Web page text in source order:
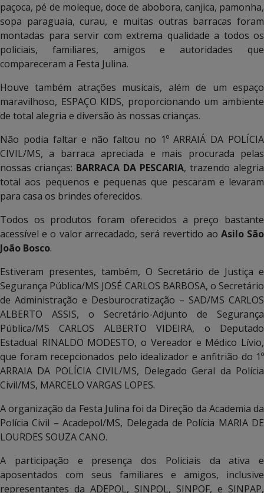
paçoca, pé de moleque, doce de abobora, canjica, pamonha,
sopa paraguaia, curau, e muitas outras barracas foram
montadas para servir com extrema qualidade a todos os
policiais, familiares, amigos e autoridades que
compareceram a Festa Julina.
Houve também atrações musicais, além de um espaço
maravilhoso, ESPAÇO KIDS, proporcionando um ambiente
de total alegria e diversão às nossas crianças.
Não podia faltar e não faltou no 1º ARRAIÁ DA POLÍCIA
CIVIL/MS, a barraca apreciada e mais procurada pelas
nossas crianças: BARRACA DA PESCARIA, trazendo alegria
total aos pequenos e pequenas que pescaram e levaram
para casa os brindes oferecidos.
Todos os produtos foram oferecidos a preço bastante
acessível e o valor arrecadado, será revertido ao Asilo São
João Bosco.
Estiveram presentes, também, O Secretário de Justiça e
Segurança Pública/MS JOSÉ CARLOS BARBOSA, o Secretário
de Administração e Desburocratização – SAD/MS CARLOS
ALBERTO ASSIS, o Secretário-Adjunto de Segurança
Pública/MS CARLOS ALBERTO VIDEIRA, o Deputado
Estadual RINALDO MODESTO, o Vereador e Médico Lívio,
que foram recepcionados pelo idealizador e anfitrião do 1º
ARRAIA DA POLÍCIA CIVIL/MS, Delegado Geral da Polícia
Civil/MS, MARCELO VARGAS LOPES.
A organização da Festa Julina foi da Direção da Academia da
Polícia Civil – Acadepol/MS, Delegada de Polícia MARIA DE
LOURDES SOUZA CANO.
A participação e presença dos Policiais da ativa e
aposentados com seus familiares e amigos, inclusive
representantes da ADEPOL, SINPOL, SINPOF, e SINPAP,